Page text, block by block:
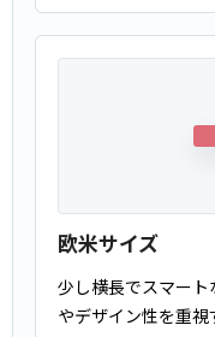
欧米サイズ
少し横長でスマー
やデザイン性を重視